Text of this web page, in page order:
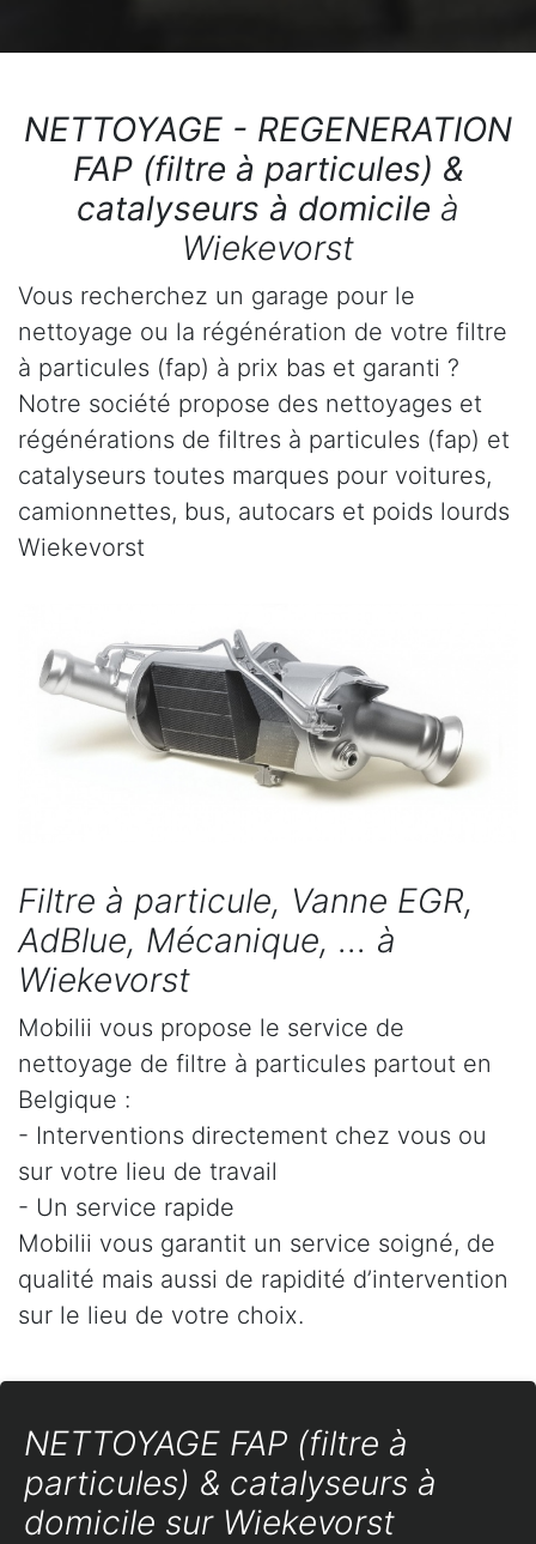
NETTOYAGE - REGENERATION
FAP (filtre à particules) &
catalyseurs à domicile à
Wiekevorst
Vous recherchez un garage pour le
nettoyage ou la régénération de votre filtre
à particules (fap) à prix bas et garanti ?
Notre société propose des nettoyages et
régénérations de filtres à particules (fap) et
catalyseurs toutes marques pour voitures,
camionnettes, bus, autocars et poids lourds
Wiekevorst
Filtre à particule, Vanne EGR,
AdBlue, Mécanique, ... à
Wiekevorst
Mobilii vous propose le service de
nettoyage de filtre à particules partout en
Belgique :
- Interventions directement chez vous ou
sur votre lieu de travail
- Un service rapide
Mobilii vous garantit un service soigné, de
qualité mais aussi de rapidité d’intervention
sur le lieu de votre choix.
NETTOYAGE FAP (filtre à
particules) & catalyseurs à
domicile sur Wiekevorst